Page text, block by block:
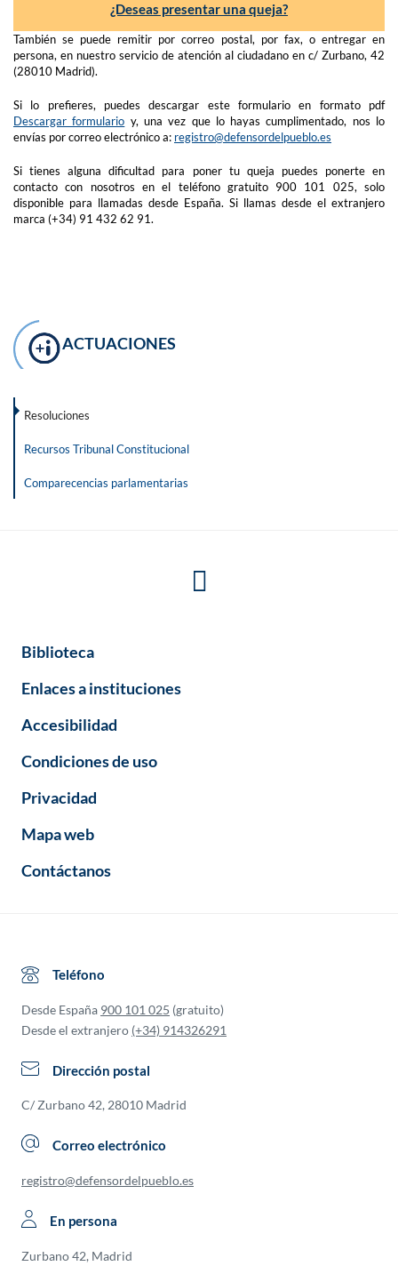
¿Deseas presentar una queja?
También se puede remitir por correo postal, por fax, o entregar en
persona, en nuestro servicio de atención al ciudadano en c/ Zurbano, 42
(28010 Madrid).
Si lo prefieres, puedes descargar este formulario en formato pdf
Descargar formulario y, una vez que lo hayas cumplimentado, nos lo
envías por correo electrónico a: registro@defensordelpueblo.es
Si tienes alguna dificultad para poner tu queja puedes ponerte en
contacto con nosotros en el teléfono gratuito 900 101 025, solo
disponible para llamadas desde España. Si llamas desde el extranjero
marca (+34) 91 432 62 91.
ACTUACIONES
Resoluciones
Recursos Tribunal Constitucional
Comparecencias parlamentarias
Biblioteca
Enlaces a instituciones
Accesibilidad
Condiciones de uso
Privacidad
Mapa web
Contáctanos
Teléfono
Desde España 900 101 025 (gratuito)
Desde el extranjero (+34) 914326291
Dirección postal
C/ Zurbano 42, 28010 Madrid
Correo electrónico
registro@defensordelpueblo.es
En persona
Zurbano 42, Madrid